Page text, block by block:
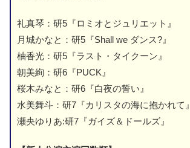
礼真琴：研5『ロミオとジュリエット』
月城かなと：研5『Shall we ダンス?』
柚香光：研5『ラスト・タイクーン』
朝美絢：研6『PUCK』
桜木みなと：研6『白夜の誓い』
水美舞斗：研7『カリスタの海に抱かれて』
瀬央ゆりあ:研7『ガイズ＆ドールズ』